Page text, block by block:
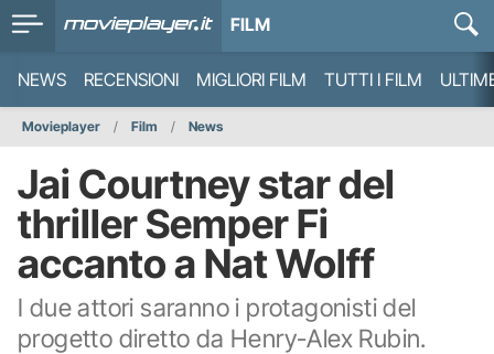
FILM
NEWS RECENSIONI MIGLIORI FILM TUTTI I FILM
Movieplayer Film News
Jai Courtney star del
thriller Semper Fi
accanto a Nat Wolff
I due attori saranno i protagonisti del
progetto diretto da Henry-Alex Rubin.